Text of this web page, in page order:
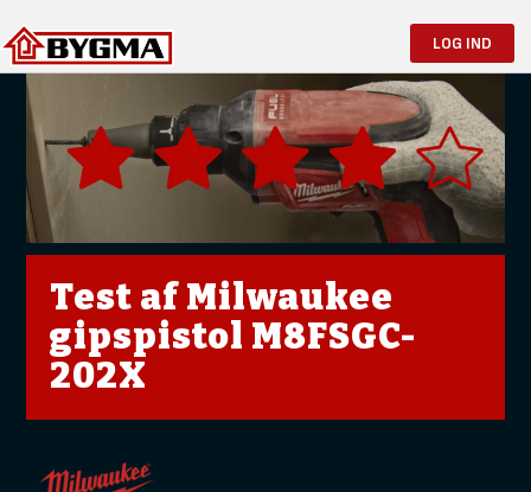
LOG IND
Test af Milwaukee
gipspistol M8FSGC-
202X